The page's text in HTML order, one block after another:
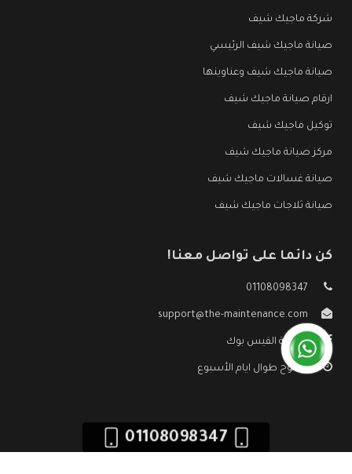
شركة ماجيك شيف
صيانة ماجيك شيف الرئيسي
صيانة ماجيك شيف وعناوينها
ارقام صيانة ماجيك شيف
توكيل ماجيك شيف
مركز صيانة ماجيك شيف
صيانة غسالات ماجيك شيف
صيانة ثلاجات ماجيك شيف
كن دائما على تواصل معنا!
01108098347
support@the-maintenance.com
صفحة الفيس بوك
مفتوح طوال ايام الأسبوع
01108098347